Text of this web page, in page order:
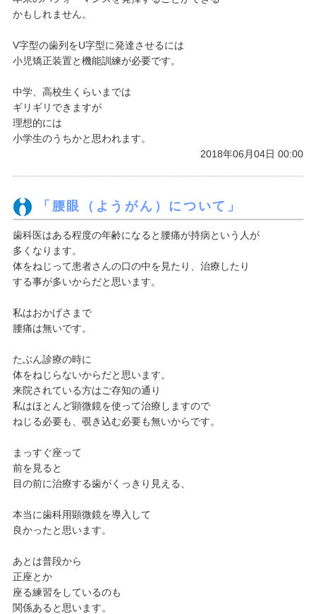
かもしれません。
V字型の歯列をU字型に発達させるには
小児矯正装置と機能訓練が必要です。
中学、高校生くらいまでは
ギリギリできますが
理想的には
小学生のうちかと思われます。
2018年06月04日 00:00
「腰眼（ようがん）について」
歯科医はある程度の年齢になると腰痛が持病という人が
多くなります。
体をねじって患者さんの口の中を見たり、治療したり
する事が多いからだと思います。
私はおかげさまで
腰痛は無いです。
たぶん診療の時に
体をねじらないからだと思います。
来院されている方はご存知の通り
私はほとんど顕微鏡を使って治療しますので
ねじる必要も、覗き込む必要も無いからです。
まっすぐ座って
前を見ると
目の前に治療する歯がくっきり見える、
本当に歯科用顕微鏡を導入して
良かったと思います。
あとは普段から
正座とか
座る練習をしているのも
関係あると思います。